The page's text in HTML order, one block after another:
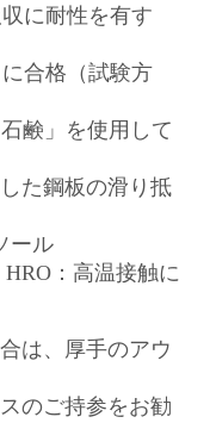
に耐性を有す
合格（試験方
鹸」を使用して
た鋼板の滑り抵
ール
：高温接触に
は、厚手のアウ
のご持参をお勧